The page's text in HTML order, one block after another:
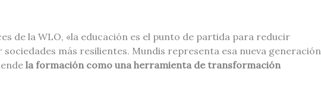
de la WLO, «la educación es el punto de partida para reducir
más resilientes. Mundis representa esa nueva generación
la formación como una herramienta de transformación